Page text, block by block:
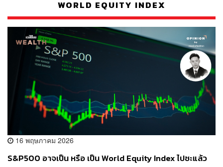
WORLD EQUITY INDEX
16 พฤษภาคม 2026
S&P500 อาจเป็น หรือ เป็น World Equity Index ไปซะแล้ว